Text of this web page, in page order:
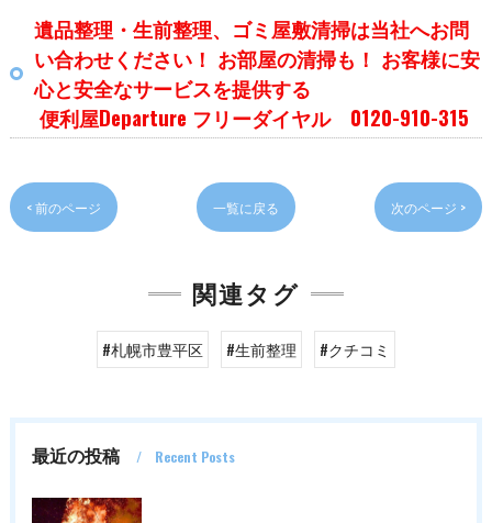
遺品整理・生前整理、ゴミ屋敷清掃は当社へお問
い合わせください！ お部屋の清掃も！ お客様に安
心と安全なサービスを提供する
便利屋Departure フリーダイヤル 0120-910-315
< 前のページ 一覧に戻る 次のページ >
関連タグ
#札幌市豊平区 #生前整理 #クチコミ
最近の投稿 Recent Posts